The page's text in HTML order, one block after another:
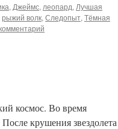
, Джеймс, леопард, Лучшая
рыжий волк, Следопыт, Тёмная
космос. Во время
крушения звездолета